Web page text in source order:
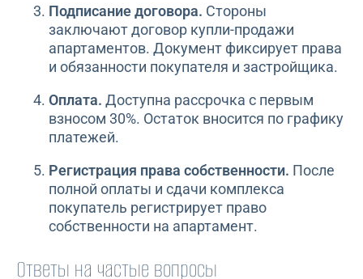
Подписание договора. Стороны
заключают договор купли-продажи
апартаментов. Документ фиксирует права
и обязанности покупателя и застройщика.
Оплата. Доступна рассрочка с первым
взносом 30%. Остаток вносится по графику
платежей.
Регистрация права собственности. После
полной оплаты и сдачи комплекса
покупатель регистрирует право
собственности на апартамент.
Ответы на частые вопросы